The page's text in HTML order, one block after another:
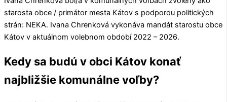
starosta obce / primátor mesta Kátov s podporou politických
strán: NEKA. Ivana Chrenková vykonáva mandát starostu obce
Kátov v aktuálnom volebnom období 2022 – 2026.
Kedy sa budú v obci Kátov konať
najbližšie komunálne voľby?